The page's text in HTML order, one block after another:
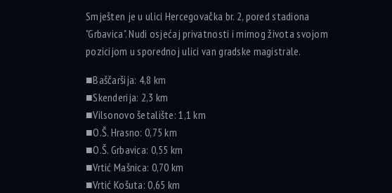
Smješten je u ulici Hercegovačka br. 2, pored stadiona
"Grbavica". Nudi osjećaj privatnosti i mirnog života svojom
pozicijom u sporednoj ulici van gradske magistrale.
■Baščaršija: 4,8 km
■Skenderija: 2,3 km
■Vilsonovo šetalište: 1,1 km
■O.Š. Hrasno: 0,75 km
■O.Š. Grbavica: 0,55 km
■Vrtić Mašnica: 0,70 km
■Vrtić Košuta: 0,65 km